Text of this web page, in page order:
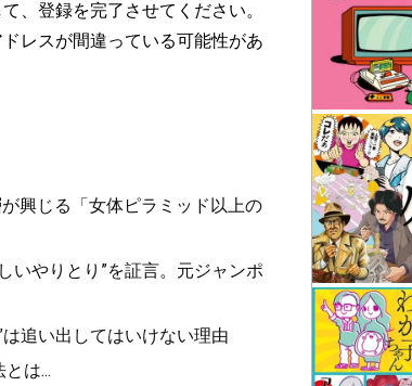
、登録を完了させてください。
レスが間違っている可能性があ
興じる「女体ピラミッド以上の
いやりとり”を証言。元ジャンポ
追い出してはいけない理由
は...